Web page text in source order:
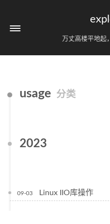
万丈高楼平地起
usage 分类
2023
09-03 Linux IIO库操作